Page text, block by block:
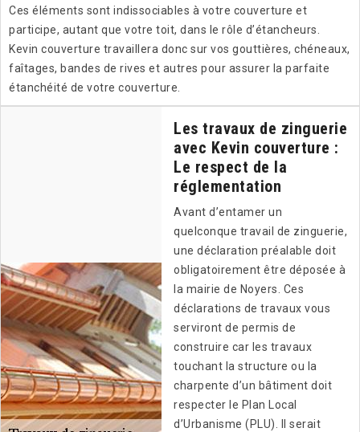
Ces éléments sont indissociables à votre couverture et
participe, autant que votre toit, dans le rôle d’étancheurs.
Kevin couverture travaillera donc sur vos gouttières, chéneaux,
faîtages, bandes de rives et autres pour assurer la parfaite
étanchéité de votre couverture.
Les travaux de zinguerie
avec Kevin couverture :
Le respect de la
réglementation
Avant d’entamer un
quelconque travail de zinguerie,
une déclaration préalable doit
obligatoirement être déposée à
la mairie de Noyers. Ces
déclarations de travaux vous
serviront de permis de
construire car les travaux
touchant la structure ou la
charpente d’un bâtiment doit
respecter le Plan Local
d’Urbanisme (PLU). Il serait